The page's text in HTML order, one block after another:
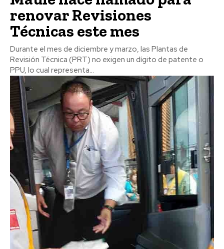
renovar Revisiones
Técnicas este mes
Durante el mes de diciembre y marzo, las Plantas de
Revisión Técnica (PRT) no exigen un dígito de patente o
PPU, lo cual representa...